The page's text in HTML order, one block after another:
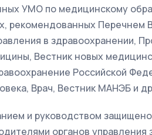
УМО по медицинскому
рекомендованных Перечнем
в здравоохранении,
Вестник новых
Российской
Врач, Вестник МАНЭБ и
и руководством
органов